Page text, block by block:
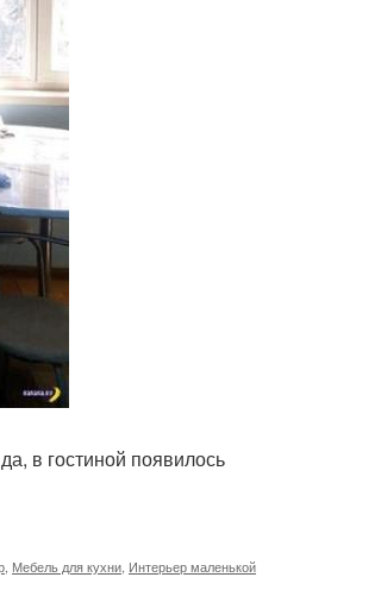
в гостиной появилось
Мебель для кухни Интерьер маленькой